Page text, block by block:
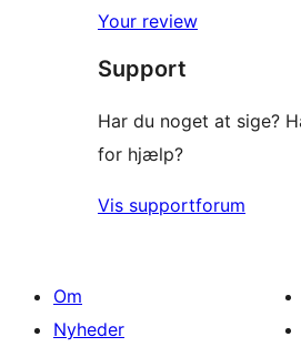
anmeldelser
stjernet
anmeldelser
Your review
Support
Har du noget at sige?
for hjælp?
Vis supportforum
Om
Nyheder